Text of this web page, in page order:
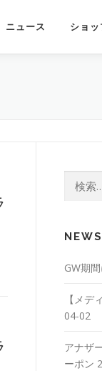
ニュース ショッ
NEWS
GW期
【メデ
04-02
アナザ
ーポン